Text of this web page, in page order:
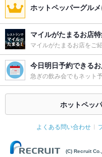
ホットペッパーグル
マイルがたまるお店特
マイルがたまるお店をご
今日明日予約できる
急ぎの飲み会でもネット
ホットペッ
よくある問い合わせ
(C) Recruit